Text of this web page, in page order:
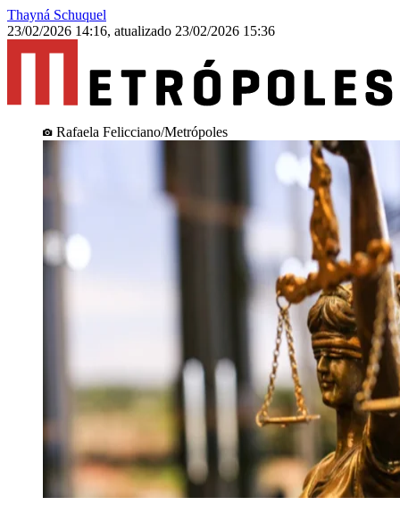
Thayná Schuquel
23/02/2026 14:16, atualizado 23/02/2026 15:36
Rafaela Felicciano/Metrópoles